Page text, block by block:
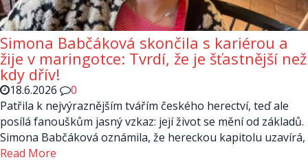
Simona Babčáková skončila s kariérou a
žije v maringotce: Tvrdí, že je šťastnější než
kdy dřív!
18.6.2026
0
Patřila k nejvýraznějším tvářím českého herectví, teď ale
posílá fanouškům jasný vzkaz: její život se mění od základů.
Simona Babčáková oznámila, že hereckou kapitolu uzavírá,
Read More